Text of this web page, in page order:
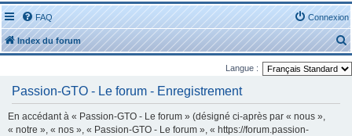
FAQ Connexion
Index du forum
e
c
Langue :
Passion-GTO - Le forum - Enregistrement
En accédant à « Passion-GTO - Le forum » (désigné ci-après par « nous »,
« notre », « nos », « Passion-GTO - Le forum », « https://forum.passion-